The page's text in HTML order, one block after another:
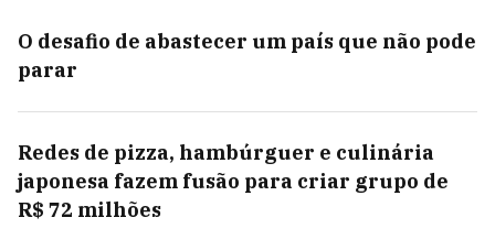
O desafio de abastecer um país que não pode
parar
Redes de pizza, hambúrguer e culinária
japonesa fazem fusão para criar grupo de
R$ 72 milhões